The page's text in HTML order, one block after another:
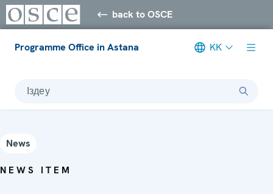
back to OSCE
Programme Office in Astana KK
Іздеу
News
NEWS ITEM